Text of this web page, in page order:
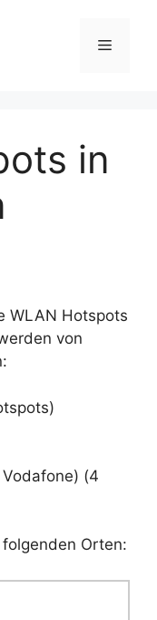
Menü
in
WLAN Hotspots
von
(4
Orten: